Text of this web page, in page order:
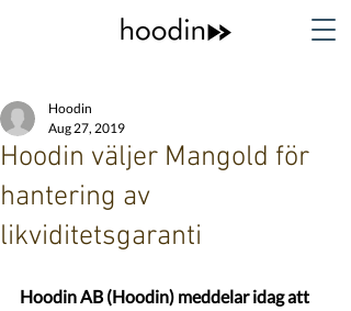
Hoodin väljer Mangold för
hantering av
likviditetsgaranti
Hoodin
Aug 27, 2019
Hoodin AB (Hoodin) meddelar idag att